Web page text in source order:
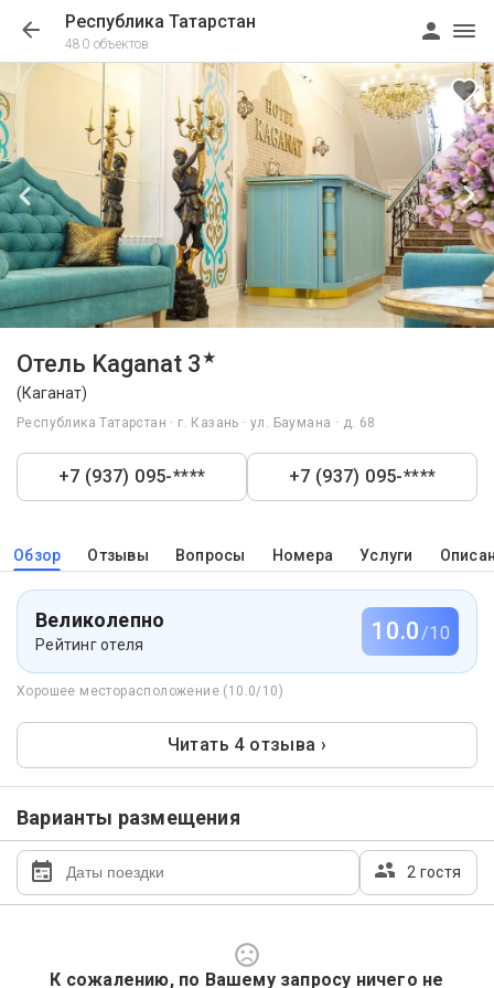
Республика Татарстан
480 объектов
Отель Kaganat 3★
(Каганат)
Республика Татарстан · г. Казань · ул. Баумана · д. 68
+7 (937) 095-**** +7 (937) 095-****
Обзор Отзывы Вопросы Номера Услуги
Великолепно
Рейтинг отеля 10.0/10
Хорошее месторасположение (10.0/10)
Читать 4 отзыва ›
Варианты размещения
2 гостя
К сожалению, по Вашему запросу ничего не